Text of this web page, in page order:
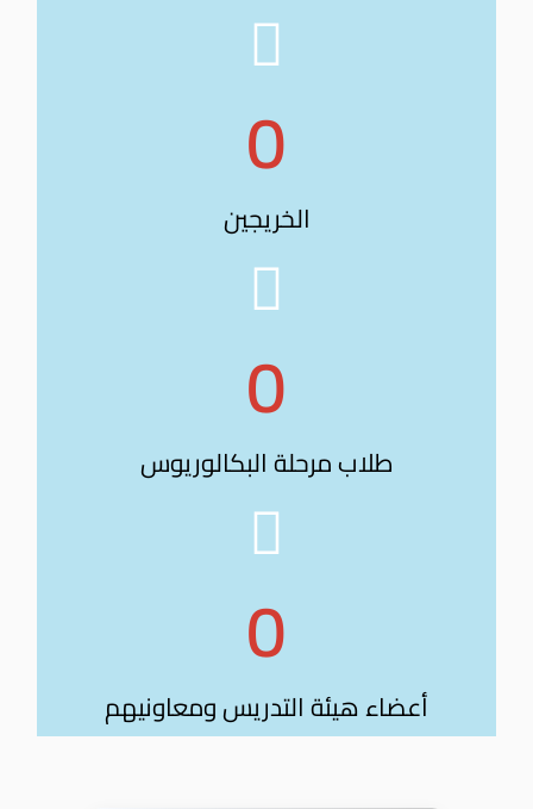
0
الخريجين
0
طلاب مرحلة البكالوريوس
0
أعضاء هيئة التدريس ومعاونيهم